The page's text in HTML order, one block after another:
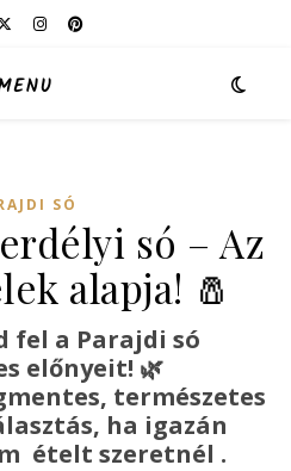
SÓ
só – Az
alapja! 🧂
fel a Parajdi só
előnyeit! 🌿
természetes
ha igazán
ételt szeretnél .